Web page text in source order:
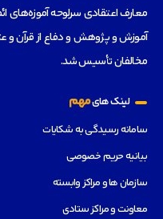
آموزش و پژوهش و دفاع از قرآن و
مخالفان تأسیس شد.
لینک هایمهم
سامانه رسیدگی به شکایات
بیانیه حریم خصوصی
سازمان ها و مراکز وابسته
معاونت و مراکز ستادی